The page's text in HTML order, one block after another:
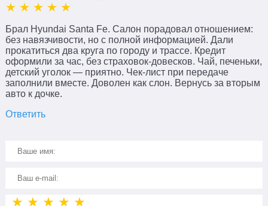
Брал Hyundai Santa Fe. Салон порадовал отношением:
без навязчивости, но с полной информацией. Дали
прокатиться два круга по городу и трассе. Кредит
оформили за час, без страховок-довесков. Чай, печеньки,
детский уголок — приятно. Чек-лист при передаче
заполнили вместе. Доволен как слон. Вернусь за вторым
авто к дочке.
Ответить
★ ★ ★ ★ ★